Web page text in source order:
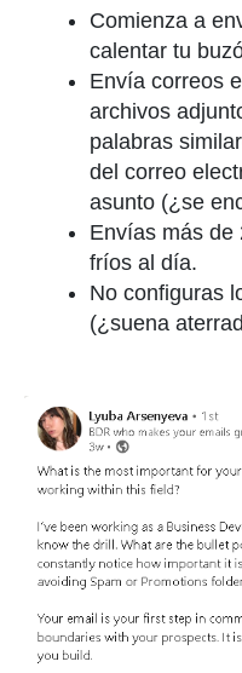
Comienza a
calentar tu
Envía correos
archivos
palabras
del correo
asunto (¿se
Envías más de
fríos al día.
No configuras
(¿suena